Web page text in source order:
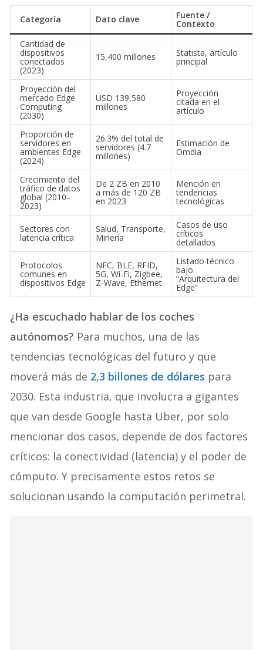
Categoría Dato clave Fuente /
Contexto
Cantidad de
dispositivos
conectados
(2023)
Statista, artículo
Proyección del
mercado Edge
Computing
(2030)
USD 139,580 Proyección
citada en el
artículo
Proporción de
servidores en
ambientes Edge
(2024)
26.3% del total de
servidores (4.7
millones)
Estimación de
Crecimiento del
tráfico de datos
global (2010–
2023)
De 2 ZB en 2010
a más de 120 ZB
en 2023
Mención en
tendencias
tecnológicas
Sectores con
latencia crítica
Salud, Transporte,
Minería
Casos de uso
críticos
detallados
Protocolos
comunes en
dispositivos Edge
NFC, BLE, RFID,
5G, Wi-Fi, Zigbee,
Z-Wave, Ethernet
Listado técnico
bajo
“Arquitectura del
Edge”
¿Ha escuchado hablar de los coches
autónomos?
Para muchos, una de las
tendencias tecnológicas del futuro y que
moverá más de
2,3 billones de dólares
2030. Esta industria, que involucra a gigantes
que van desde Google hasta Uber, por solo
mencionar dos casos, depende de dos factores
críticos: la conectividad (latencia) y el poder de
cómputo. Y precisamente estos retos se